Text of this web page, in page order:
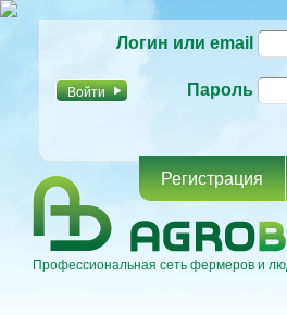
основному
Логин или email
Пароль
Регистрация
Профессиональная сеть фермеров и